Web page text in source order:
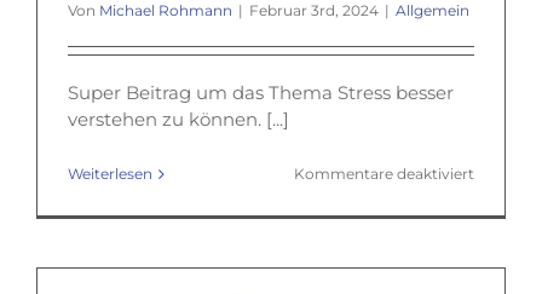
Von Michael Rohmann | Februar 3rd, 2024 | Allgemein
Super Beitrag um das Thema Stress besser
verstehen zu können. [...]
Weiterlesen Kommentare deaktiviert
–